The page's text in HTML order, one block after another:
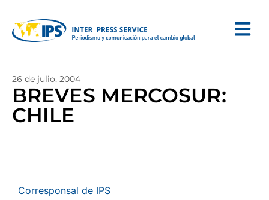
26 de julio, 2004
BREVES MERCOSUR:
CHILE
Corresponsal de IPS